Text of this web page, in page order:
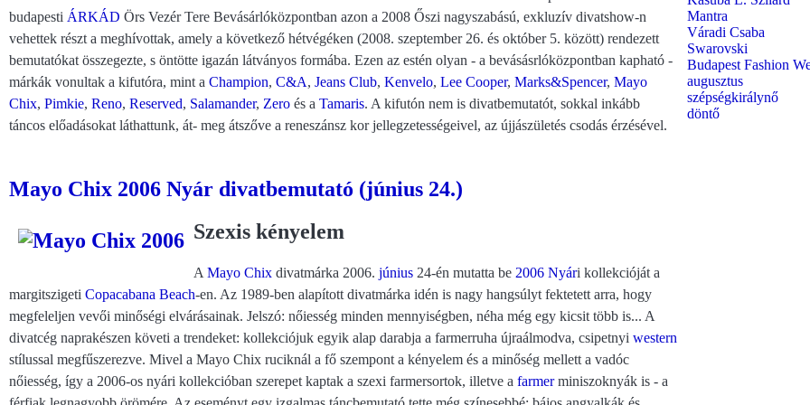
budapesti ÁRKÁD Örs Vezér Tere Bevásárlóközpontban azon a 2008 Őszi nagyszabású, exkluzív divatshow-n
vehettek részt a meghívottak, amely a következő hétvégéken (2008. szeptember 26. és október 5. között) rendezett
bemutatókat összegezte, s öntötte igazán látványos formába. Ezen az estén olyan - a bevásásrlóközpontban kapható -
márkák vonultak a kifutóra, mint a Champion, C&A, Jeans Club, Kenvelo, Lee Cooper, Marks&Spencer, Mayo
Chix, Pimkie, Reno, Reserved, Salamander, Zero és a Tamaris. A kifutón nem is divatbemutatót, sokkal inkább
táncos előadásokat láthattunk, át- meg átszőve a reneszánsz kor jellegzetességeivel, az újjászületés csodás érzésével.
Mayo Chix 2006 Nyár divatbemutató (június 24.)
Szexis kényelem
A Mayo Chix divatmárka 2006. június 24-én mutatta be 2006 Nyári kollekcióját a
margitszigeti Copacabana Beach-en. Az 1989-ben alapított divatmárka idén is nagy hangsúlyt fektetett arra, hogy
megfeleljen vevői minőségi elvárásainak. Jelszó: nőiesség minden mennyiségben, néha még egy kicsit több is... A
divatcég naprakészen követi a trendeket: kollekciójuk egyik alap darabja a farmerruha újraálmodva, csipetnyi western
stílussal megfűszerezve. Mivel a Mayo Chix ruciknál a fő szempont a kényelem és a minőség mellett a vadóc
nőiesség, így a 2006-os nyári kollekcióban szerepet kaptak a szexi farmersortok, illetve a farmerminiszoknyák is - a
Mantra
Váradi Csaba
Swarovski
Budapest Fashion
augusztus
szépségkirálynő
döntő